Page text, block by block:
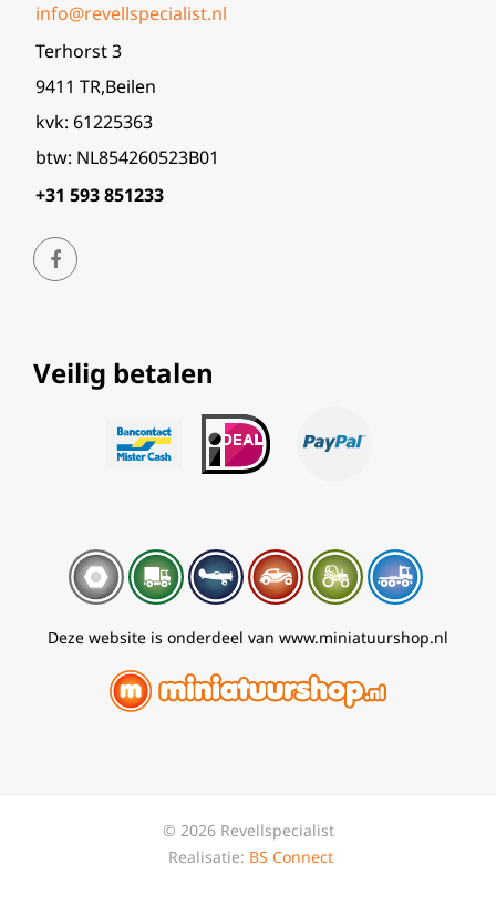
info@revellspecialist.nl
Terhorst 3
9411 TR,Beilen
kvk: 61225363
btw: NL854260523B01
+31 593 851233
Veilig betalen
Deze website is onderdeel van www.miniatuurshop.nl
© 2026 Revellspecialist
Realisatie: BS Connect